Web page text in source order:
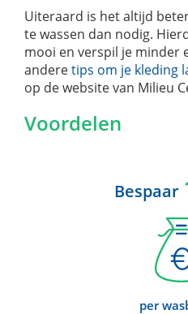
Uiteraard is het altijd
te wassen dan nodig.
mooi en verspil je minder
anderetips om je kleding
op de website van Milieu
Voordelen
Bespaar
per